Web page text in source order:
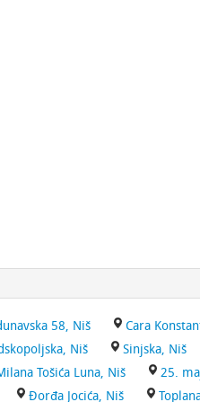
58, Niš Cara
Niš Sinjska, Niš
Tošića Luna, Niš 25.
Đorđa Jocića, Niš